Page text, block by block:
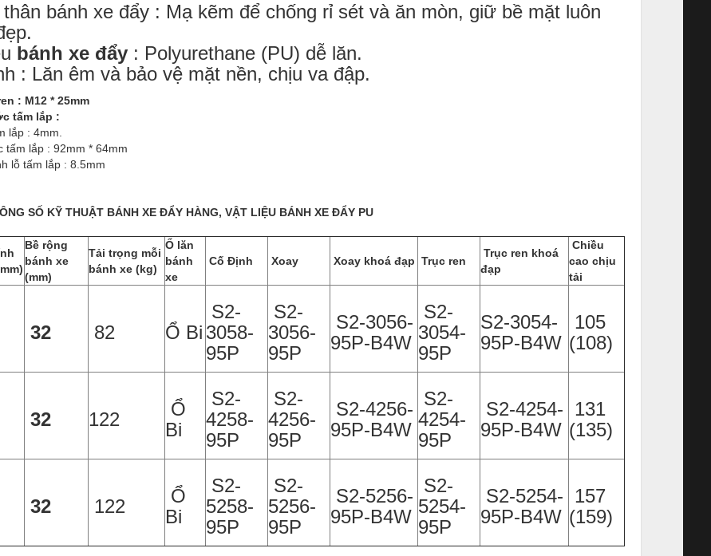
thân bánh xe đẩy : Mạ kẽm để chống rỉ sét và ăn mòn, giữ bề mặt luôn
bánh xe đẩy : Polyurethane (PU) dễ lăn.
: Lăn êm và bảo vệ mặt nền, chịu va đập.
: M12 * 25mm
tấm lắp :
lắp : 4mm.
tấm lắp : 92mm * 64mm
lỗ tấm lắp : 8.5mm
SỐ KỸ THUẬT BÁNH XE ĐẨY HÀNG, VẬT LIỆU BÁNH XE ĐẨY PU
Bề rộng
bánh xe
(mm)
Tải trọng mỗi
bánh xe (kg)
Ổ lăn
bánh
xe
Cố Định Xoay Xoay khoá đạp Trục ren
Trục ren khoá
đạp
Chiều
cao chịu
tải
32 82 Ổ Bi
S2-
3058-
95P
S2-
3056-
95P
S2-3056-
95P-B4W
S2-
3054-
95P
S2-3054-
95P-B4W
105
(108)
32 122
Ổ
Bi
S2-
4258-
95P
S2-
4256-
95P
S2-4256-
95P-B4W
S2-
4254-
95P
S2-4254-
95P-B4W
131
(135)
32 122
Ổ
Bi
S2-
5258-
95P
S2-
5256-
95P
S2-5256-
95P-B4W
S2-
5254-
95P
S2-5254-
95P-B4W
157
(159)